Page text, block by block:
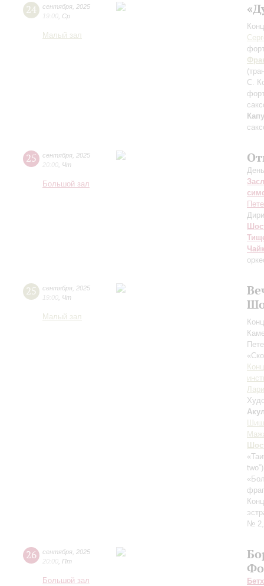
24 сентября 2025
19:00 Ср
Малый зал
С.
25 сентября 2025
20:00 Чт
Большой зал
25 сентября 2025
19:00 Чт
Малый зал
№ 2,
26 сентября 2025
20:00 Пт
Большой зал